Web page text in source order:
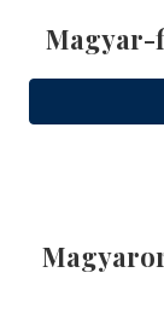
Magyar-